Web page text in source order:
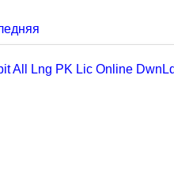
All Lng PK Lic Online